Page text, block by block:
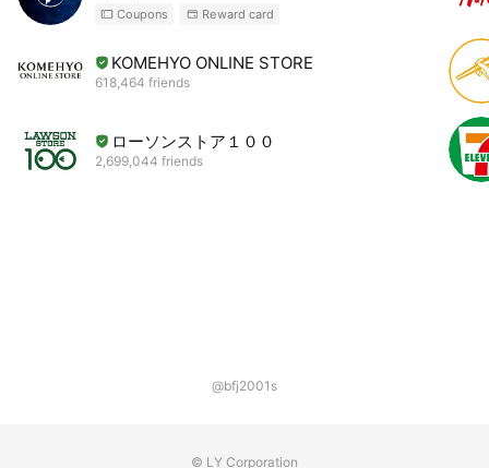
Coupons Reward card
KOMEHYO ONLINE STORE
618,464 friends
ローソンストア１００
2,699,044 friends
@bfj2001s
© LY Corporation